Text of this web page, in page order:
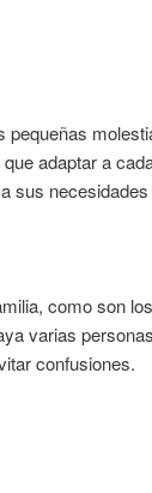
adaptar a
sus
como son
varias
confusiones.